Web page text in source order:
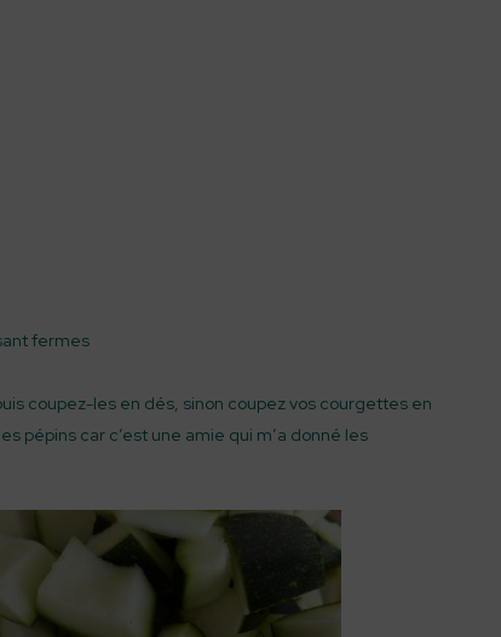
fermes
coupez-les en dés, sinon coupez vos courgettes en
pépins car c’est une amie qui m’a donné les